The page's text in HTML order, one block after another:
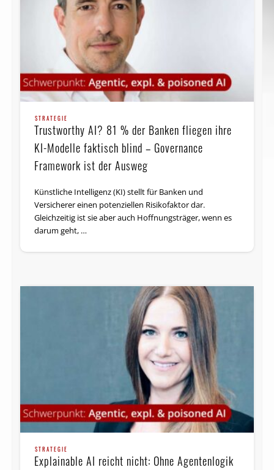
STRATEGIE
Trustworthy AI? 81 % der Banken fliegen ihre
KI-Modelle faktisch blind – Governance
Framework ist der Ausweg
Künstliche Intelligenz (KI) stellt für Banken und
Versicherer einen potenziellen Risikofaktor dar.
Gleichzeitig ist sie aber auch Hoffnungsträger, wenn es
darum geht, …
STRATEGIE
Explainable AI reicht nicht: Ohne Agentenlogik